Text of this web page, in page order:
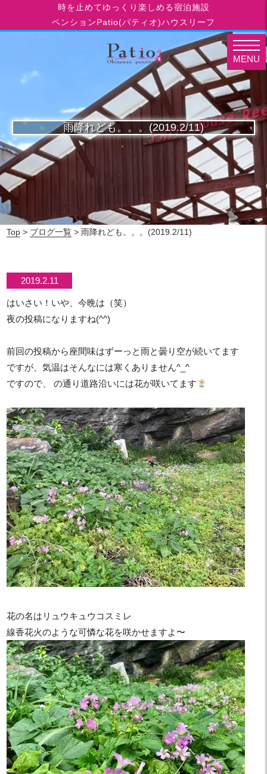
時を止めてゆっくり楽しめる宿泊施設
ペンションPatio(パティオ)ハウスリーフ
雨降れども。。。(2019.2/11)
Top > ブログ一覧 > 雨降れども。。。(2019.2/11)
2019.2.11
はいさい！いや、今晩は（笑）
夜の投稿になりますね(^^)
前回の投稿から座間味はずーっと雨と曇り空が続いてます
ですが、気温はそんなには寒くありません^_^
ですので、 の通り道路沿いには花が咲いてます
花の名はリュウキュウコスミレ
線香花火のような可憐な花を咲かせますよ〜
MENU